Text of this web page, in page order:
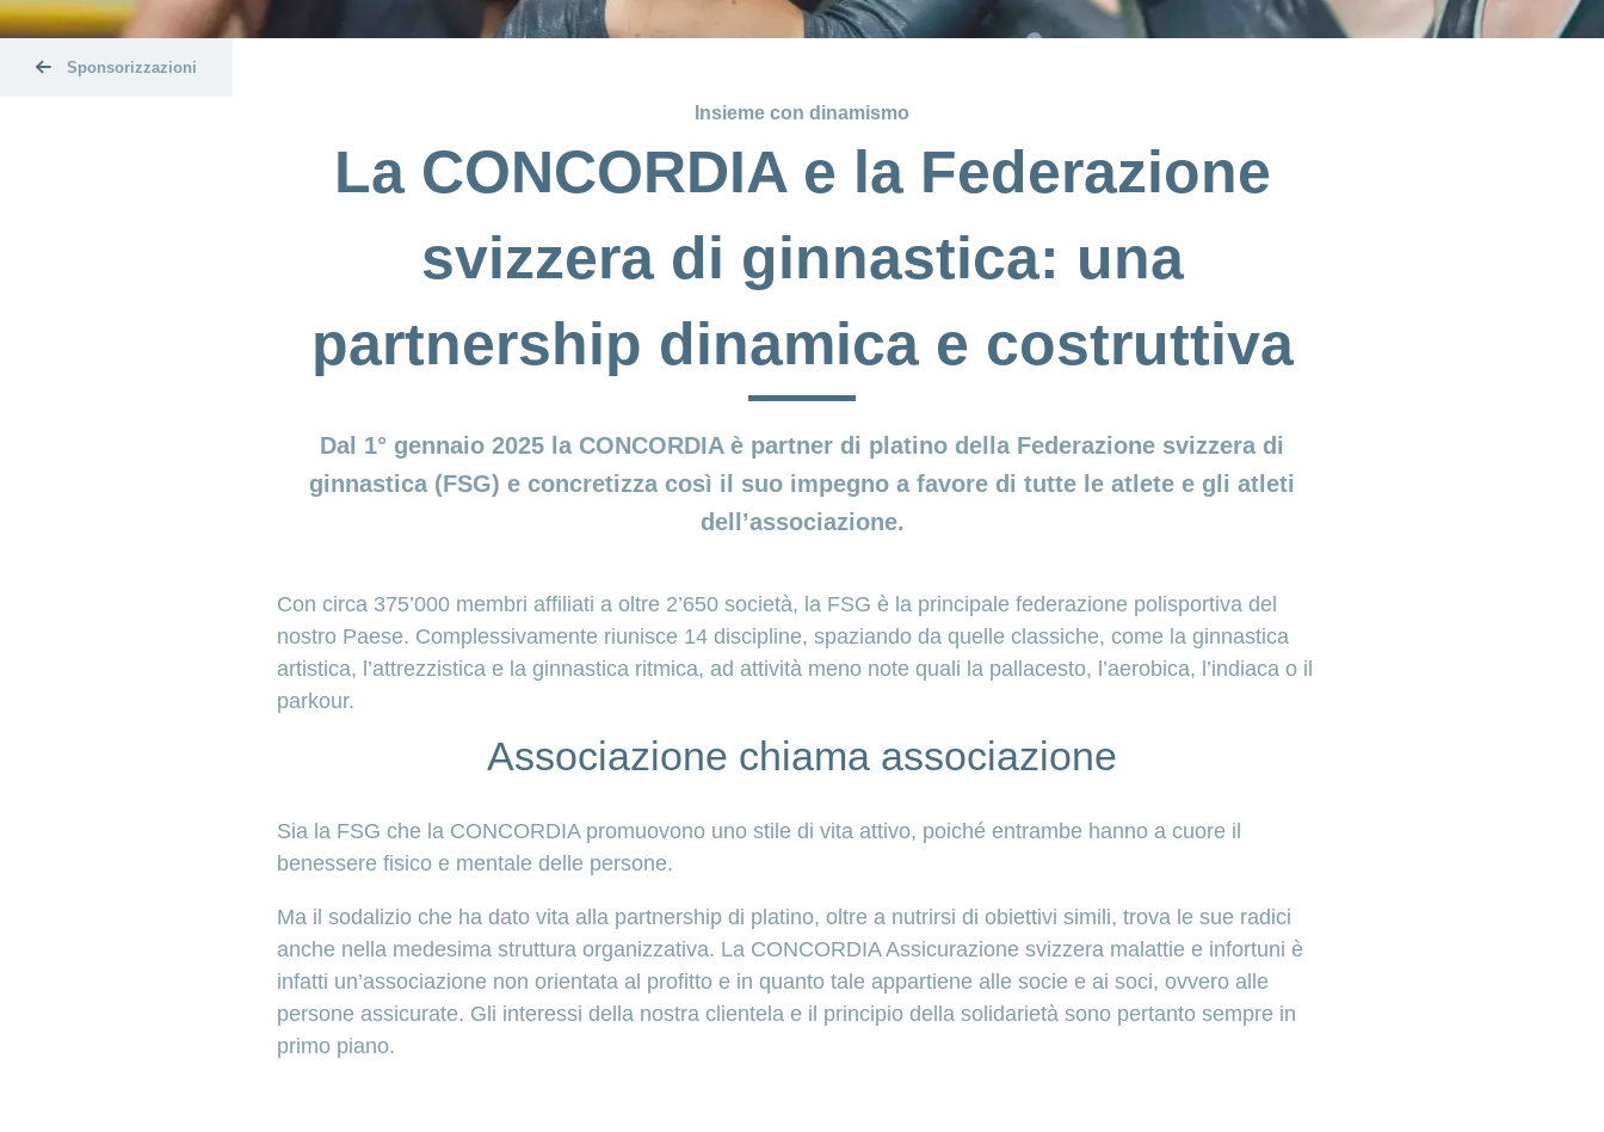
Sponsorizzazioni
Insieme con dinamismo
La CONCORDIA e la Federazione
svizzera di ginnastica: una
partnership dinamica e costruttiva
Dal 1° gennaio 2025 la CONCORDIA è partner di platino della Federazione svizzera di
ginnastica (FSG) e concretizza così il suo impegno a favore di tutte le atlete e gli atleti
dell’associazione.
Con circa 375’000 membri affiliati a oltre 2’650 società, la FSG è la principale federazione polisportiva del
nostro Paese. Complessivamente riunisce 14 discipline, spaziando da quelle classiche, come la ginnastica
artistica, l’attrezzistica e la ginnastica ritmica, ad attività meno note quali la pallacesto, l’aerobica, l’indiaca o il
parkour.
Associazione chiama associazione
Sia la FSG che la CONCORDIA promuovono uno stile di vita attivo, poiché entrambe hanno a cuore il
benessere fisico e mentale delle persone.
Ma il sodalizio che ha dato vita alla partnership di platino, oltre a nutrirsi di obiettivi simili, trova le sue radici
anche nella medesima struttura organizzativa. La CONCORDIA Assicurazione svizzera malattie e infortuni è
infatti un’associazione non orientata al profitto e in quanto tale appartiene alle socie e ai soci, ovvero alle
persone assicurate. Gli interessi della nostra clientela e il principio della solidarietà sono pertanto sempre in
primo piano.